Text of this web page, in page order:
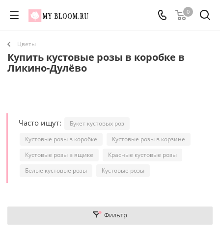
0
Цветы
Купить кустовые розы в коробке в
Ликино-Дулёво
Часто ищут:
Букет кустовых роз
Кустовые розы в коробке
Кустовые розы в корзине
Кустовые розы в ящике
Красные кустовые розы
Белые кустовые розы
Кустовые розы
Фильтр